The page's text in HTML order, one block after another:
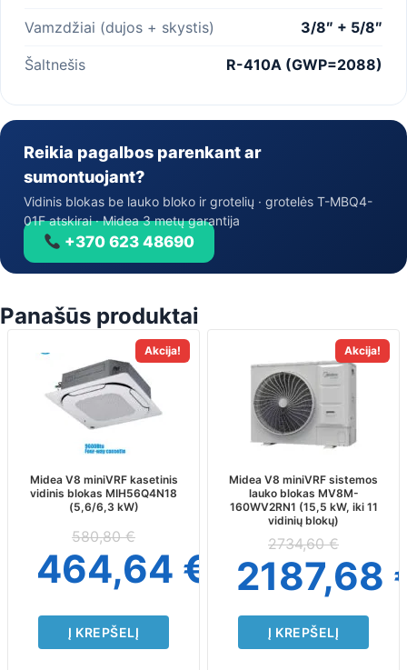
Vamzdžiai (dujos + skystis) 3/8″ + 5/8″
Šaltnešis R-410A (GWP=2088)
Reikia pagalbos parenkant ar
sumontuojant?
Vidinis blokas be lauko bloko ir grotelių · grotelės T-MBQ4-
01F atskirai · Midea 3 metų garantija
+370 623 48690
Panašūs produktai
Akcija!
Midea V8 miniVRF kasetinis
vidinis blokas MIH56Q4N18
(5,6/6,3 kW)
580,80€
464,64 €
Į KREPŠELĮ
Akcija!
Midea V8 miniVRF sistemos
lauko blokas MV8M-
160WV2RN1 (15,5 kW, iki 11
vidinių blokų)
2734,60€
2187,68
Į KREPŠELĮ